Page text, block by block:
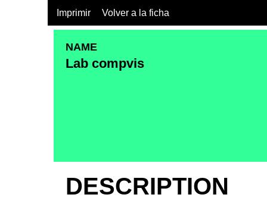
Imprimir Volver a la ficha
NAME
Lab compvis
DESCRIPTION